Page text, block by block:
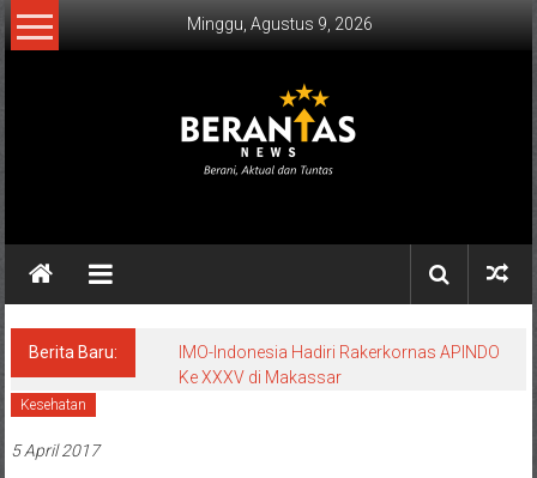
Lompat
ke
Minggu, Agustus 9, 2026
NEWS
Aktual
Tuntas.
Berita Baru:
IMO-Indonesia Hadiri Rakerkornas APINDO
Ke XXXV di Makassar
Kesehatan
5 April 2017